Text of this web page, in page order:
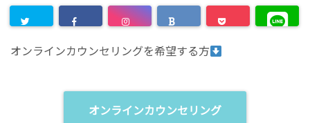
オンラインカウンセリングを希望する方
オンラインカウンセリング